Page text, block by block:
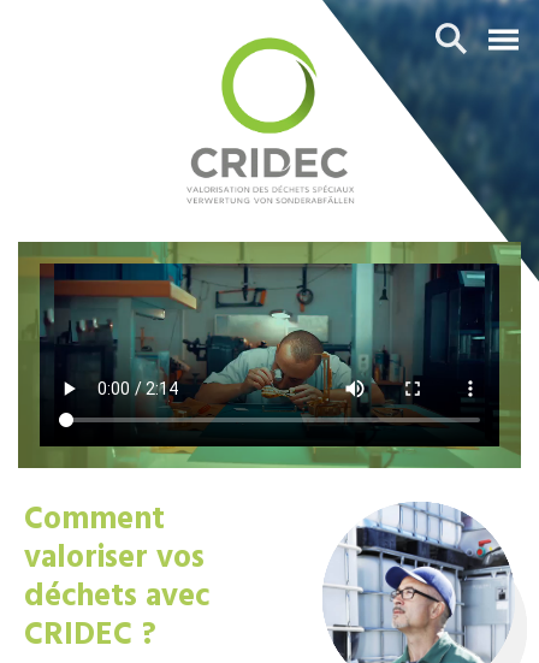
Comment
valoriser vos
déchets avec
CRIDEC ?